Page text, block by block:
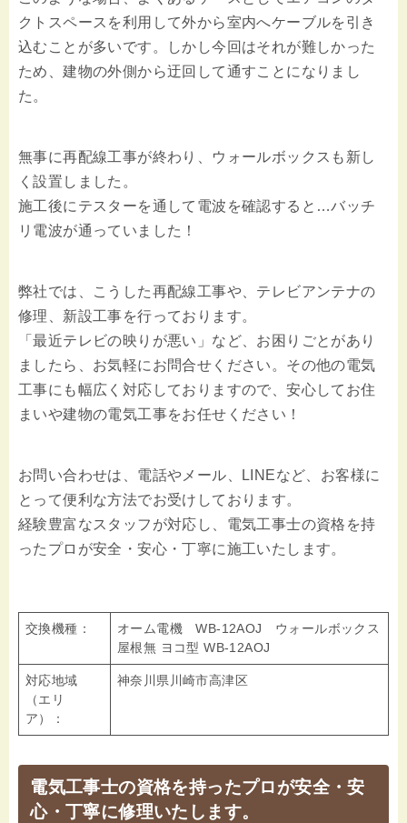
クトスペースを利用して外から室内へケーブルを引き
込むことが多いです。しかし今回はそれが難しかった
ため、建物の外側から迂回して通すことになりまし
た。
無事に再配線工事が終わり、ウォールボックスも新し
く設置しました。
施工後にテスターを通して電波を確認すると…バッチ
リ電波が通っていました！
弊社では、こうした再配線工事や、テレビアンテナの
修理、新設工事を行っております。
「最近テレビの映りが悪い」など、お困りごとがあり
ましたら、お気軽にお問合せください。その他の電気
工事にも幅広く対応しておりますので、安心してお住
まいや建物の電気工事をお任せください！
お問い合わせは、電話やメール、LINEなど、お客様に
とって便利な方法でお受けしております。
経験豊富なスタッフが対応し、電気工事士の資格を持
ったプロが安全・安心・丁寧に施工いたします。
交換機種：
オーム電機 WB-12AOJ ウォールボックス
屋根無 ヨコ型 WB-12AOJ
対応地域
（エリ
ア）：
神奈川県川崎市高津区
電気工事士の資格を持ったプロが安全・安
心・丁寧に修理いたします。